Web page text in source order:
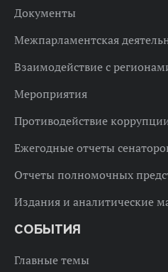
Документы
Межпарламентская
Взаимодействие с
Мероприятия
Противодействие
Ежегодные отчеты
Отчеты полномочных
Издания и аналитические
СОБЫТИЯ
Главные темы